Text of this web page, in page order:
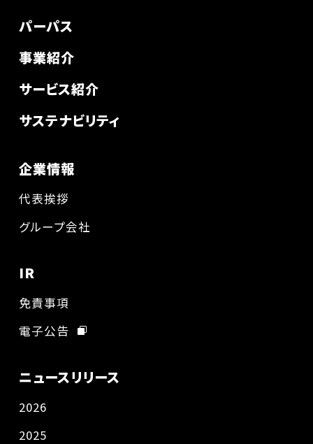
パーパス
事業紹介
サービス紹介
サステナビリティ
企業情報
代表挨拶
グループ会社
IR
免責事項
電子公告
ニュースリリース
2026
2025